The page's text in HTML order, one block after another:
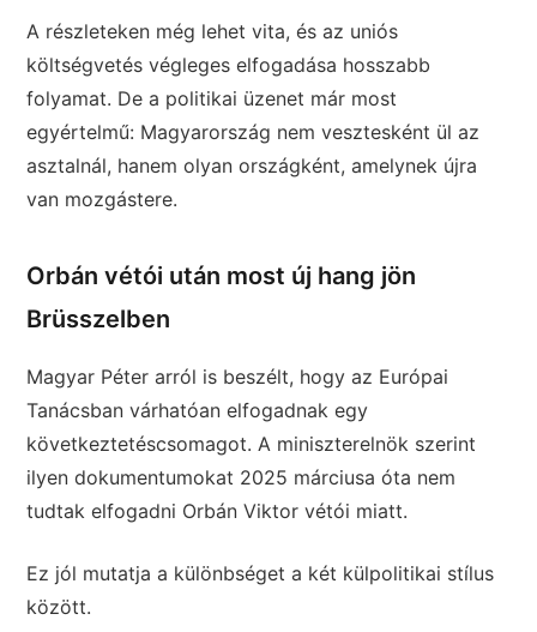
A részleteken még lehet vita, és az uniós
költségvetés végleges elfogadása hosszabb
folyamat. De a politikai üzenet már most
egyértelmű: Magyarország nem vesztesként ül az
asztalnál, hanem olyan országként, amelynek újra
van mozgástere.
Orbán vétói után most új hang jön
Brüsszelben
Magyar Péter arról is beszélt, hogy az Európai
Tanácsban várhatóan elfogadnak egy
következtetéscsomagot. A miniszterelnök szerint
ilyen dokumentumokat 2025 márciusa óta nem
tudtak elfogadni Orbán Viktor vétói miatt.
Ez jól mutatja a különbséget a két külpolitikai stílus
között.